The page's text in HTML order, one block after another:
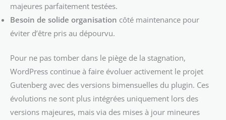
majeures parfaitement testées.
Besoin de solide organisation côté maintenance pour
éviter d’être pris au dépourvu.
Pour ne pas tomber dans le piège de la stagnation,
WordPress continue à faire évoluer activement le projet
Gutenberg avec des versions bimensuelles du plugin. Ces
évolutions ne sont plus intégrées uniquement lors des
versions majeures, mais via des mises à jour mineures